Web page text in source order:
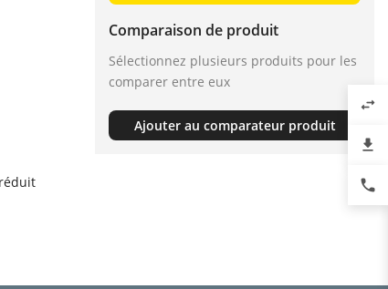
Comparaison de produit
Sélectionnez plusieurs produits pour les
comparer entre eux
Ajouter au comparateur produit
swap_horiz
file_download
phone